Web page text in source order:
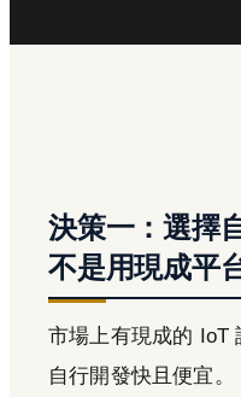
決策一：選擇
不是用現成平
市場上有現成的 IoT
自行開發快且便宜。